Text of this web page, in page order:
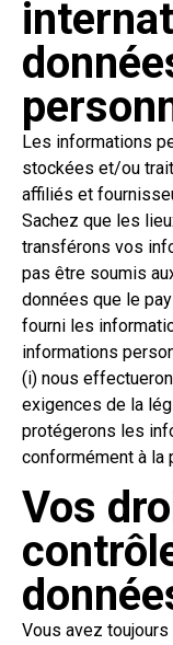
Les informations
stockées et/ou
affiliés et
Sachez que les
transférons vos
pas être soumis
données que le
fourni les
informations
(i) nous
exigences de la
protégerons les
conformément à la
Vos
Vous avez